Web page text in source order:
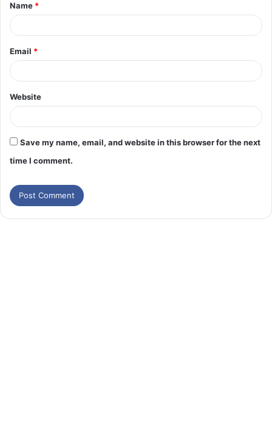
Name *
Email *
Website
Save my name, email, and website in this browser for the next
time I comment.